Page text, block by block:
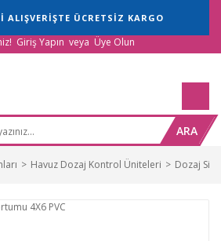
ALIŞVERİŞTE ÜCRETSİZ KARGO
Giriş Yapın veya Üye Olun
ARA
Havuz Dozaj Kontrol Üniteleri Dozaj